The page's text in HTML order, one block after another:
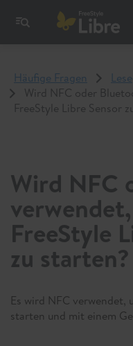
Häufige Fragen
Wird NFC oder
FreeStyle Libre Sensor
Wird NFC
FreeStyle
zu starten?
Es wird NFC verwendet,
starten und mit einem